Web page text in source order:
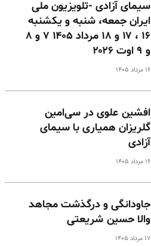
سیمای آزادی -تلویزیون ملی
ایران جمعه، شنبه و یکشنبه
۱۶ ، ۱۷ و ۱۸ مرداد ۱۴۰۵ ۷ و ۸
و ۹ اوت ۲۰۲۶
۱۶ مرداد ۱۴۰۵
افشین علوی در سی‌امین
گلریزان همیاری با سیمای
آزادی
۱۶ مرداد ۱۴۰۵
جاودانگی و درگذشت مجاهد
والا حسین شریعتی
۱۷ مرداد ۱۴۰۵